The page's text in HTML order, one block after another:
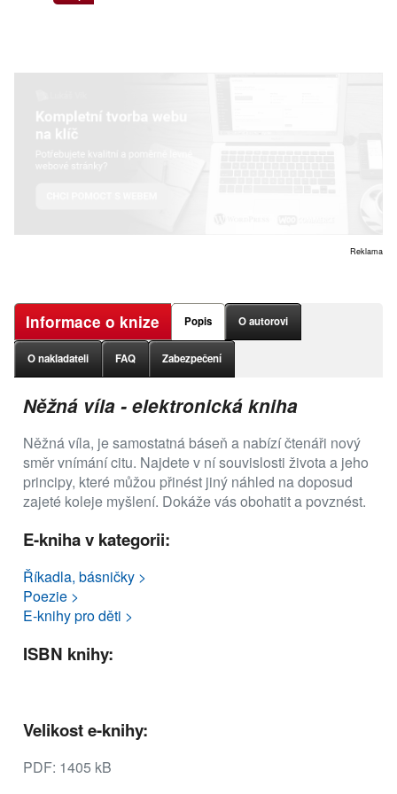
Reklama
Informace o knize Popis O autorovi
O nakladateli FAQ Zabezpečení
Něžná víla - elektronická kniha
Něžná víla, je samostatná báseň a nabízí čtenáři nový
směr vnímání citu. Najdete v ní souvislosti života a jeho
principy, které můžou přinést jiný náhled na doposud
zajeté koleje myšlení. Dokáže vás obohatit a povznést.
E-kniha v kategorii:
Říkadla, básničky >
Poezie >
E-knihy pro děti >
ISBN knihy:
Velikost e-knihy:
PDF: 1405 kB